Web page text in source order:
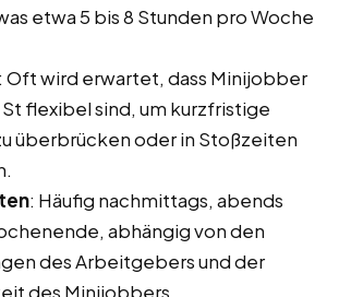
etwa 5 bis 8 Stunden pro Woche
: Oft wird erwartet, dass Minijobber
flexibel sind, um kurzfristige
überbrücken oder in Stoßzeiten
: Häufig nachmittags, abends
abhängig von den
des Arbeitgebers und der
des Minijobbers.